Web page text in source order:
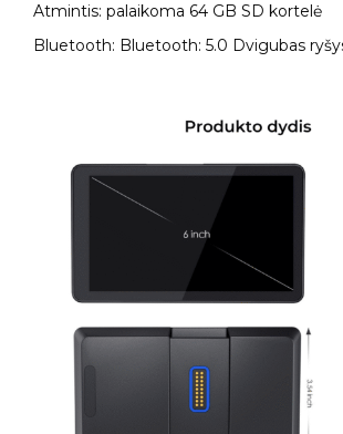
Atmintis: palaikoma 64 GB SD kortelė
Bluetooth: Bluetooth: 5.0 Dvigubas